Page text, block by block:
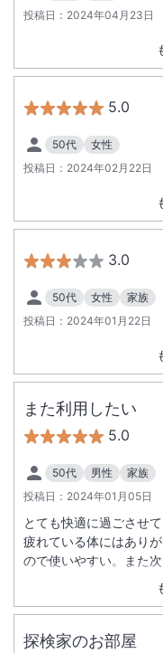
投稿日： 2024年04月23日
5.0
50代
女性
投稿日： 2024年02月22日
3.0
50代 女性
家族
投稿日： 2024年01月22日
また利用したい
5.0
50代 男性
家族
投稿日： 2024年01月05日
とても快適に過ごさせ
疲れている体にはあり
ので使いやすい。また
探検家のお部屋